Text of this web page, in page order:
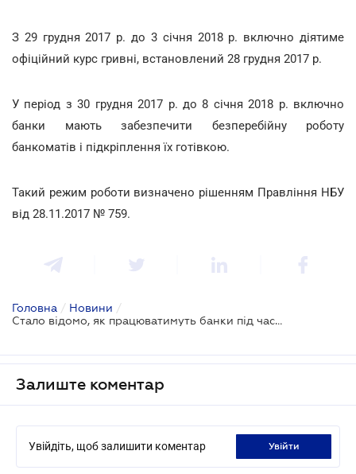
З 29 грудня 2017 р. до 3 січня 2018 р. включно діятиме
офіційний курс гривні, встановлений 28 грудня 2017 р.
У період з 30 грудня 2017 р. до 8 січня 2018 р. включно
банки мають забезпечити безперебійну роботу
банкоматів і підкріплення їх готівкою.
Такий режим роботи визначено рішенням Правління НБУ
від 28.11.2017 № 759.
Головна / Новини /
Стало відомо, як працюватимуть банки під час новорічних свят
Залиште коментар
Увійдіть, щоб залишити коментар увійти